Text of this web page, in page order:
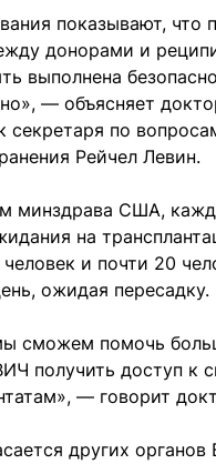
показывают, что
донорами и
выполнена
— объясняет
секретаря по
Рейчел Левин.
минздрава США,
на
и почти 20
ожидая пересадку.
сможем помочь
получить доступ к
— говорит
других